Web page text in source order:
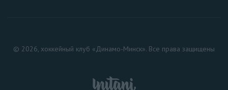
© 2026, хоккейный клуб «Динамо-Минск». Все права защищены